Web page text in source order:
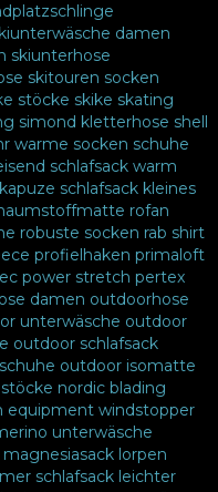
damen
skiunterhose
skitouren socken
stöcke skike skating
simond kletterhose shell
warme socken schuhe
schlafsack warm
schlafsack kleines
rofan
robuste socken rab shirt
profielhaken primaloft
power stretch pertex
damen outdoorhose
unterwäsche outdoor
outdoor schlafsack
outdoor isomatte
nordic blading
equipment windstopper
unterwäsche
magnesiasack lorpen
schlafsack leichter